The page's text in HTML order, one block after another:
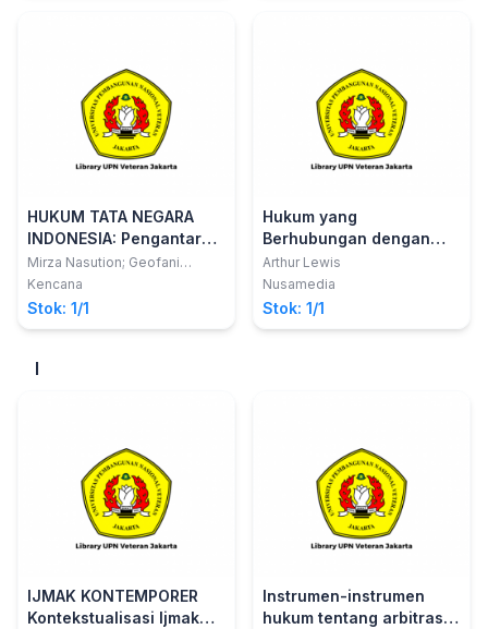
HUKUM TATA NEGARA
INDONESIA: Pengantar
Dasar
Mirza Nasution; Geofani
Milthree Saragih
Kencana
Stok: 1/1
Hukum yang
Berhubungan dengan
Penjualan Barang dan
Pengalihan Hak Milik
atas Barang
Arthur Lewis
Nusamedia
Stok: 1/1
I
IJMAK KONTEMPORER
Kontekstualisasi Ijmak
Instrumen-instrumen
hukum tentang arbitrase